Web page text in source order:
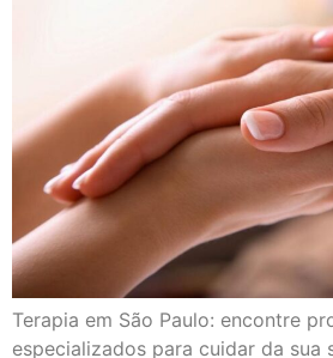
Terapia em São Paulo: encontre
especializados para cuidar da sua